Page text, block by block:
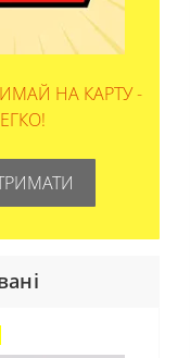
НА КАРТУ -